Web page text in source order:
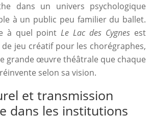
dans un univers psychologique
à un public peu familier du ballet.
à quel pointLe Lac des Cygnes est
jeu créatif pour les chorégraphes,
grande œuvre théâtrale que chaque
selon sa vision.
et transmission
dans les institutions